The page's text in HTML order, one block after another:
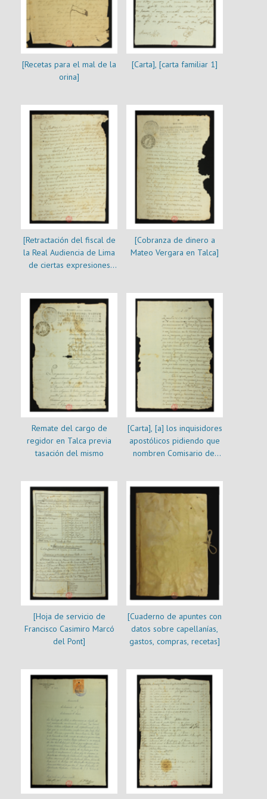
[Recetas para el mal de la
orina]
[Carta], [carta familiar 1]
[Retractación del fiscal de
la Real Audiencia de Lima
de ciertas expresiones
[Cobranza de dinero a
Mateo Vergara en Talca]
Remate del cargo de
regidor en Talca previa
tasación del mismo
[Carta], [a] los inquisidores
apostólicos pidiendo que
nombren Comisario del
[Hoja de servicio de
Francisco Casimiro Marcó
del Pont]
[Cuaderno de apuntes con
datos sobre capellanías,
gastos, compras, recetas]